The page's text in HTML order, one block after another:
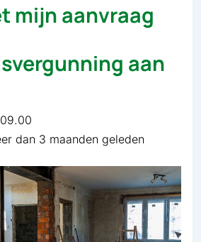
mijn aanvraag
aan
dan 3 maanden geleden